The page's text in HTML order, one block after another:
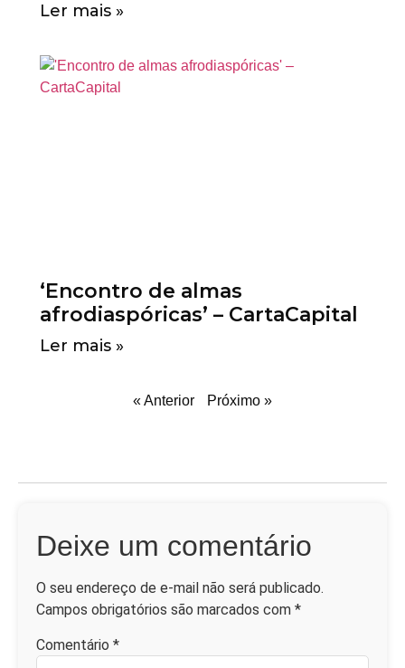
Ler mais »
‘Encontro de almas
afrodiaspóricas’ – CartaCapital
Ler mais »
« Anterior Próximo »
Deixe um comentário
O seu endereço de e-mail não será publicado.
Campos obrigatórios são marcados com *
Comentário *